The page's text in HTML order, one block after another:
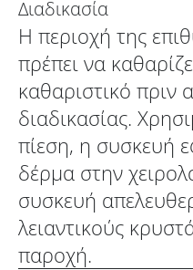
Διαδικασία
Η περιοχή της
πρέπει να
καθαριστικό πριν
διαδικασίας.
πίεση, η συσκευή
δέρμα στην
συσκευή
λειαντικούς
παροχή.